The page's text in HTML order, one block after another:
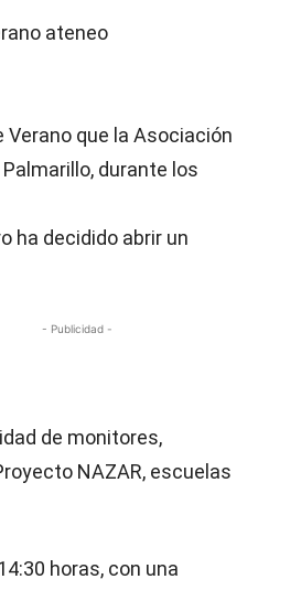
Verano que la Asociación
durante los
ha decidido abrir un
- Publicidad -
de monitores,
NAZAR, escuelas
horas, con una